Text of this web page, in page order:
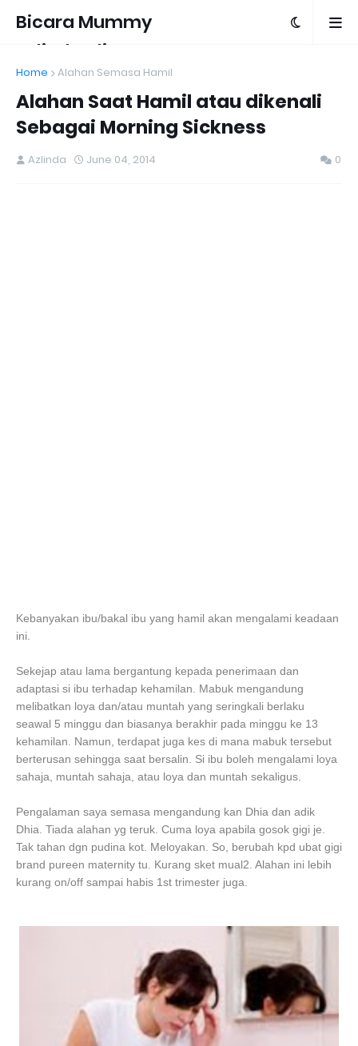
Bicara Mummy
Azlinda Alin
Home Alahan Semasa Hamil
Alahan Saat Hamil atau dikenali
Sebagai Morning Sickness
Azlinda June 04, 2014 0
Kebanyakan ibu/bakal ibu yang hamil akan mengalami keadaan
ini.
Sekejap atau lama bergantung kepada penerimaan dan
adaptasi si ibu terhadap kehamilan. Mabuk mengandung
melibatkan loya dan/atau muntah yang seringkali berlaku
seawal 5 minggu dan biasanya berakhir pada minggu ke 13
kehamilan. Namun, terdapat juga kes di mana mabuk tersebut
berterusan sehingga saat bersalin. Si ibu boleh mengalami loya
sahaja, muntah sahaja, atau loya dan muntah sekaligus.
Pengalaman saya semasa mengandung kan Dhia dan adik
Dhia. Tiada alahan yg teruk. Cuma loya apabila gosok gigi je.
Tak tahan dgn pudina kot. Meloyakan. So, berubah kpd ubat gigi
brand pureen maternity tu. Kurang sket mual2. Alahan ini lebih
kurang on/off sampai habis 1st trimester juga.